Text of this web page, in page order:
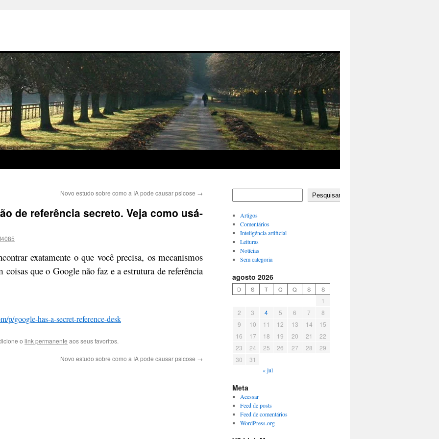
Novo estudo sobre como a IA pode causar psicose →
de referência secreto. Veja como usá-
exatamente o que você precisa, os mecanismos
coisas que o Google não faz e a estrutura de referência
p/google-has-a-secret-reference-desk
o link permanente aos seus favoritos.
Novo estudo sobre como a IA pode causar psicose →
Pesquisar
Artigos
Comentários
Inteligência artificial
Leituras
Notícias
Sem categoria
agosto 2026
D S T Q Q S S
1
2
3 4 5 6 7
8
9
10 11 12 13 14
15
16
17 18 19 20 21
22
23
24 25 26 27 28
29
30
31
« jul
Meta
Acessar
Feed de posts
Feed de comentários
WordPress.org